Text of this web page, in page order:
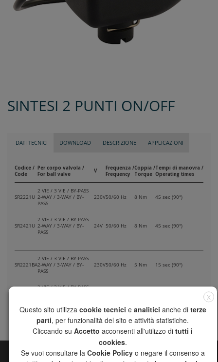
SINTESI 2 PUNTI ON/OFF
DATI TECNICI DOWNLOAD DESCRIZIONE APPLICAZIONI
Codice /
Code
Per corpo valvola /
For ball valve
V
Frequenza /
Frequency
Coppia /
Torque
Tempi di manovra /
Operating times
SR2221U
2 VIE / 3 VIE / BY-PASS
2-WAY / 3-WAY / BY-
PASS
230V50/60 Hz 8 Nm 45 sec (90°)
SR2421U
2 VIE / 3 VIE / BY-PASS
2-WAY / 3-WAY / BY-
PASS
24V 50/60 Hz 8 Nm 45 sec (90°)
SR2221BA
2 VIE / 3 VIE / BY-PASS
2-WAY / 3-WAY / BY-
PASS
230V50/60 Hz 5 Nm 15 sec (90°)
2 VIE / 3 VIE / BY-PASS
X
Questo sito utilizza cookie tecnici e analitici anche di terze
parti, per funzionalità del sito e attività statistiche.
Cliccando su Accetto acconsenti all'utilizzo di tutti i
cookies.
Se vuoi consultare la Cookie Policyo negare il consenso a